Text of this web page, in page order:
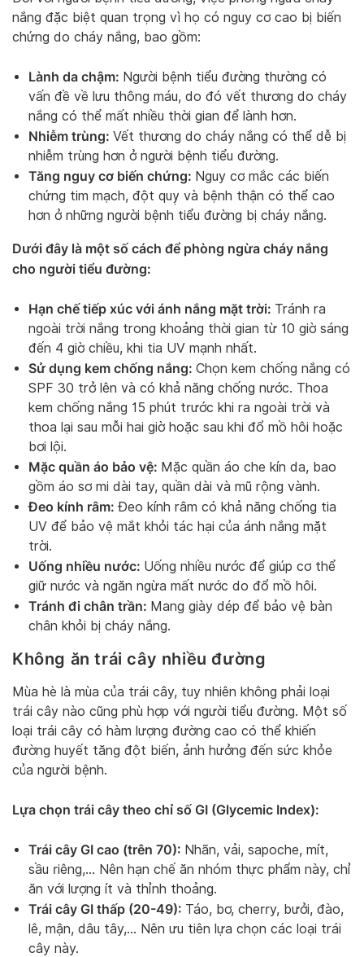
nắng đặc biệt quan trọng vì họ có nguy cơ cao bị biến
chứng do cháy nắng, bao gồm:
Lành da chậm: Người bệnh tiểu đường thường có
vấn đề về lưu thông máu, do đó vết thương do cháy
nắng có thể mất nhiều thời gian để lành hơn.
Nhiễm trùng: Vết thương do cháy nắng có thể dễ bị
nhiễm trùng hơn ở người bệnh tiểu đường.
Tăng nguy cơ biến chứng: Nguy cơ mắc các biến
chứng tim mạch, đột quỵ và bệnh thận có thể cao
hơn ở những người bệnh tiểu đường bị cháy nắng.
Dưới đây là một số cách để phòng ngừa cháy nắng
cho người tiểu đường:
Hạn chế tiếp xúc với ánh nắng mặt trời: Tránh ra
ngoài trời nắng trong khoảng thời gian từ 10 giờ sáng
đến 4 giờ chiều, khi tia UV mạnh nhất.
Sử dụng kem chống nắng: Chọn kem chống nắng có
SPF 30 trở lên và có khả năng chống nước. Thoa
kem chống nắng 15 phút trước khi ra ngoài trời và
thoa lại sau mỗi hai giờ hoặc sau khi đổ mồ hôi hoặc
bơi lội.
Mặc quần áo bảo vệ: Mặc quần áo che kín da, bao
gồm áo sơ mi dài tay, quần dài và mũ rộng vành.
Đeo kính râm: Đeo kính râm có khả năng chống tia
UV để bảo vệ mắt khỏi tác hại của ánh nắng mặt
trời.
Uống nhiều nước: Uống nhiều nước để giúp cơ thể
giữ nước và ngăn ngừa mất nước do đổ mồ hôi.
Tránh đi chân trần: Mang giày dép để bảo vệ bàn
chân khỏi bị cháy nắng.
Không ăn trái cây nhiều đường
Mùa hè là mùa của trái cây, tuy nhiên không phải loại
trái cây nào cũng phù hợp với người tiểu đường. Một số
loại trái cây có hàm lượng đường cao có thể khiến
đường huyết tăng đột biến, ảnh hưởng đến sức khỏe
của người bệnh.
Lựa chọn trái cây theo chỉ số GI (Glycemic Index):
Trái cây GI cao (trên 70): Nhãn, vải, sapoche, mít,
sầu riêng,… Nên hạn chế ăn nhóm thực phẩm này, chỉ
ăn với lượng ít và thỉnh thoảng.
Trái cây GI thấp (20-49): Táo, bơ, cherry, bưởi, đào,
lê, mận, dâu tây,… Nên ưu tiên lựa chọn các loại trái
cây này.